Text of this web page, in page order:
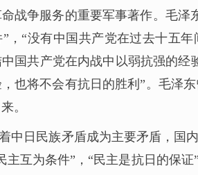
战争服务的重要军事著作。毛
，“没有中国共产党在过去十五
国共产党在内战中以弱抗强的
也将不会有抗日的胜利”。毛泽
。
中日民族矛盾成为主要矛盾，国
主互为条件”，“民主是抗日的保